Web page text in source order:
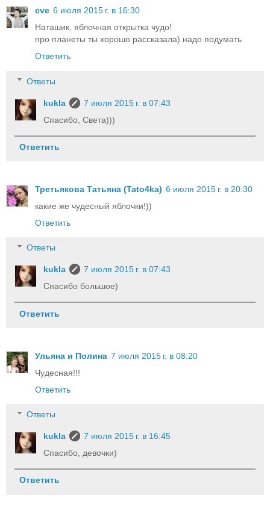
cve 6 июля 2015 г. в 16:30
Наташик, яблочная открытка чудо!
про планеты ты хорошо рассказала) надо подумать
Ответить
Ответы
kukla
7 июля 2015 г. в 07:43
Спасибо, Света)))
Ответить
Третьякова Татьяна (Tato4ka) 6 июля 2015 г. в 20:30
какие же чудесный яблочки!))
Ответить
Ответы
kukla
7 июля 2015 г. в 07:43
Спасибо большое)
Ответить
Ульяна и Полина 7 июля 2015 г. в 08:20
Чудесная!!!
Ответить
Ответы
kukla
7 июля 2015 г. в 16:45
Спасибо, девочки)
Ответить